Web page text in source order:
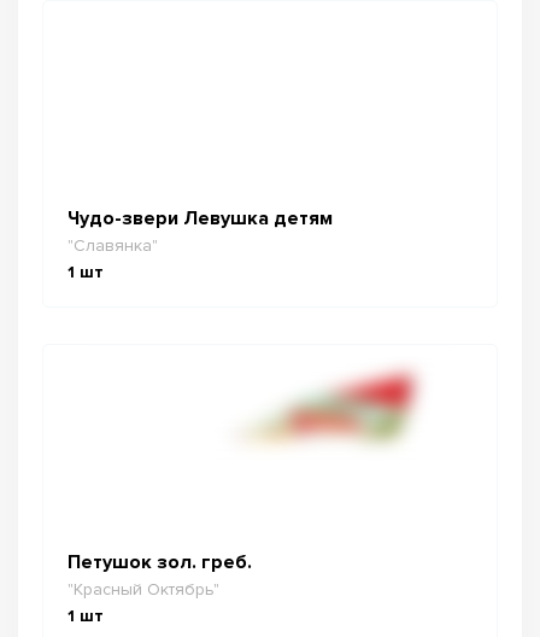
Чудо-звери Левушка детям
"Славянка"
1 шт
Петушок зол. греб.
"Красный Октябрь"
1 шт